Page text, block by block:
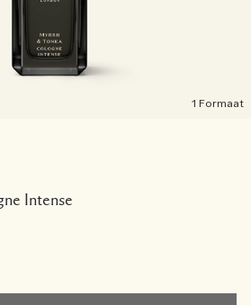
1 Formaat
Intense